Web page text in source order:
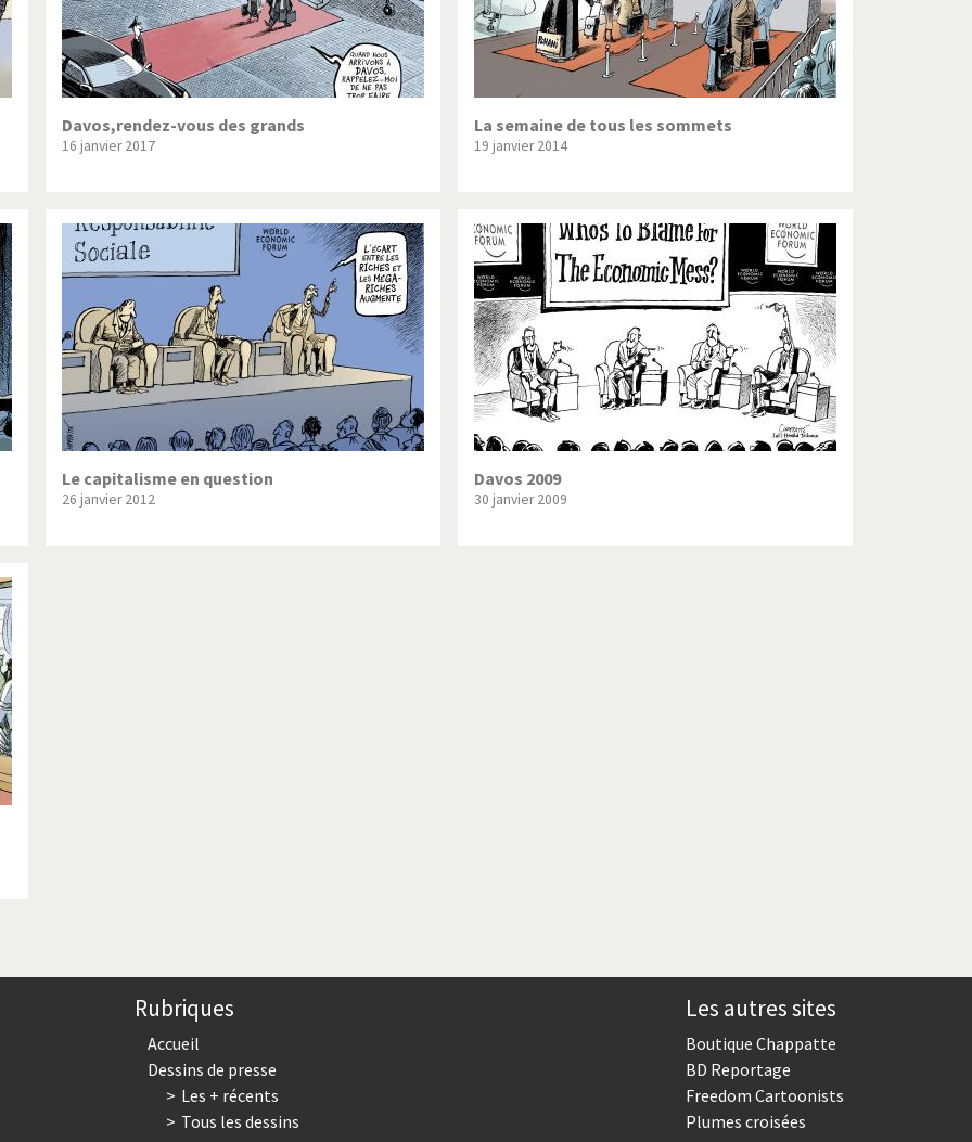
Davos,rendez-vous des grands
16 janvier 2017
La semaine de tous les sommets
19 janvier 2014
Le capitalisme en question
26 janvier 2012
Davos 2009
30 janvier 2009
Rubriques
Accueil
Dessins de presse
Les + récents
Tous les dessins
Les autres sites
Boutique Chappatte
BD Reportage
Freedom Cartoonists
Plumes croisées